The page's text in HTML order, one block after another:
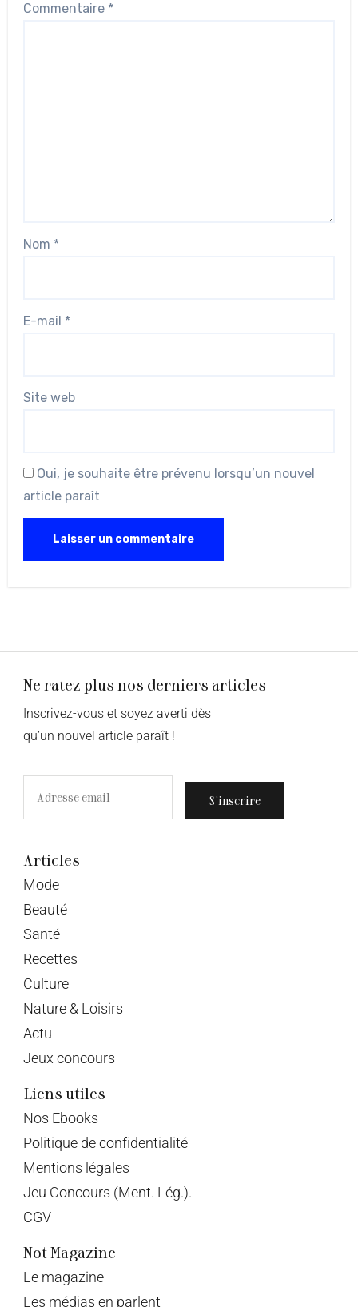
Commentaire *
Nom *
E-mail *
Site web
Oui, je souhaite être prévenu lorsqu’un nouvel
article paraît
Ne ratez plus nos derniers articles
Inscrivez-vous et soyez averti dès
qu’un nouvel article paraît !
S’inscrire
Articles
Mode
Beauté
Santé
Recettes
Culture
Nature & Loisirs
Actu
Jeux concours
Liens utiles
Nos Ebooks
Politique de confidentialité
Mentions légales
Jeu Concours (Ment. Lég.).
CGV
Not Magazine
Le magazine
Les médias en parlent